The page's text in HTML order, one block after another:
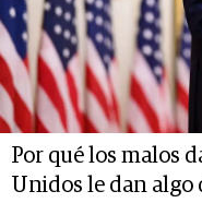
Por qué los malos
Unidos le dan algo